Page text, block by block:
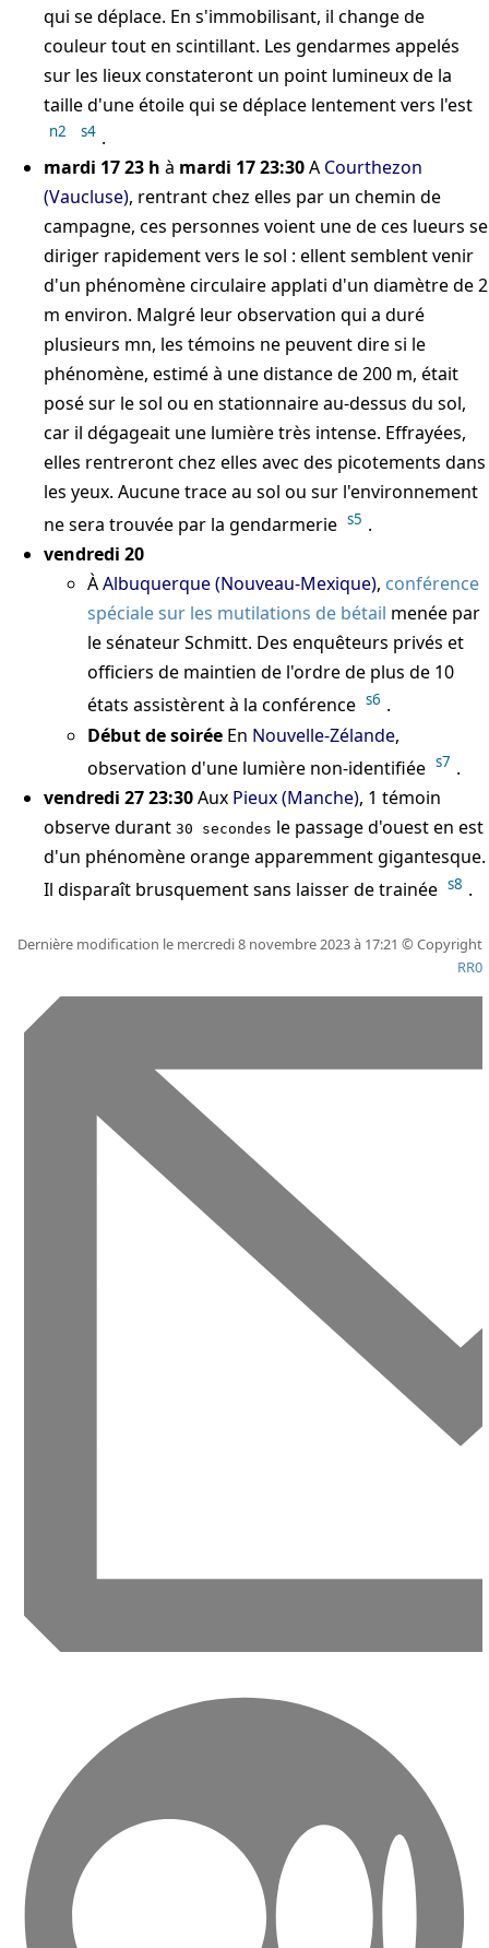
qui se déplace. En s'immobilisant, il change de
couleur tout en scintillant. Les gendarmes appelés
sur les lieux constateront un point lumineux de la
taille d'une étoile qui se déplace lentement vers l'est
n2 s4 .
mardi 17 23 h à mardi 17 23:30A Courthezon
(Vaucluse), rentrant chez elles par un chemin de
campagne, ces personnes voient une de ces lueurs se
diriger rapidement vers le sol : ellent semblent venir
d'un phénomène circulaire applati d'un diamètre de 2
m environ. Malgré leur observation qui a duré
plusieurs mn, les témoins ne peuvent dire si le
phénomène, estimé à une distance de 200 m, était
posé sur le sol ou en stationnaire au-dessus du sol,
car il dégageait une lumière très intense. Effrayées,
elles rentreront chez elles avec des picotements dans
les yeux. Aucune trace au sol ou sur l'environnement
ne sera trouvée par la gendarmerie s5 .
vendredi 20
ÀAlbuquerque (Nouveau-Mexique), conférence
spéciale sur les mutilations de bétail menée par
le sénateur Schmitt. Des enquêteurs privés et
officiers de maintien de l'ordre de plus de 10
états assistèrent à la conférence s6 .
Début de soirée En Nouvelle-Zélande,
observation d'une lumière non-identifiée s7 .
vendredi 27 23:30Aux Pieux (Manche), 1 témoin
observe durant 30 secondes le passage d'ouest en est
d'un phénomène orange apparemment gigantesque.
Il disparaît brusquement sans laisser de trainée s8 .
Dernière modification le mercredi 8 novembre 2023 à 17:21 © Copyright
RR0